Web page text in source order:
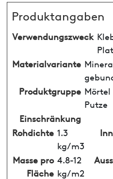
Produktangaben
Verwendungszweck
Materialvariante
Produktgruppe Mörtel
Putze
Einschränkung
Rohdichte 1.3
kg/m3
Masse pro
Fläche
4.8-12
kg/m2